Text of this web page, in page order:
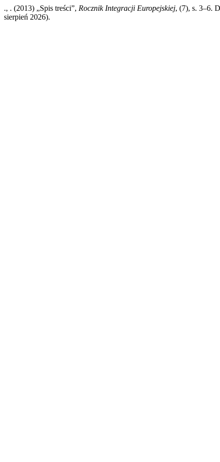
., . (2013) „Spis treści”, Rocznik Integracji Europejskiej, (7), s. 3–6.
sierpień 2026).